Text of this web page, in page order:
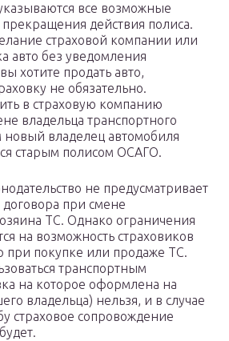
все возможные
прекращения действия полиса.
страховой компании или
авто без уведомления
хотите продать авто,
не обязательно.
в страховую компанию
владельца транспортного
новый владелец автомобиля
старым полисом ОСАГО.
не предусматривает
договора при смене
ТС. Однако ограничения
на возможность страховиков
при покупке или продаже ТС.
транспортным
на которое оформлена на
владельца) нельзя, и в случае
страховое сопровождение